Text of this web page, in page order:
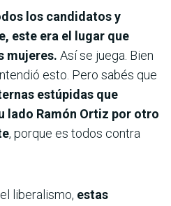
los candidatos y
este era el lugar que
mujeres. Así se juega. Bien
esto. Pero sabés que
estúpidas que
lado Ramón Ortiz por otro
, porque es todos contra
liberalismo, estas